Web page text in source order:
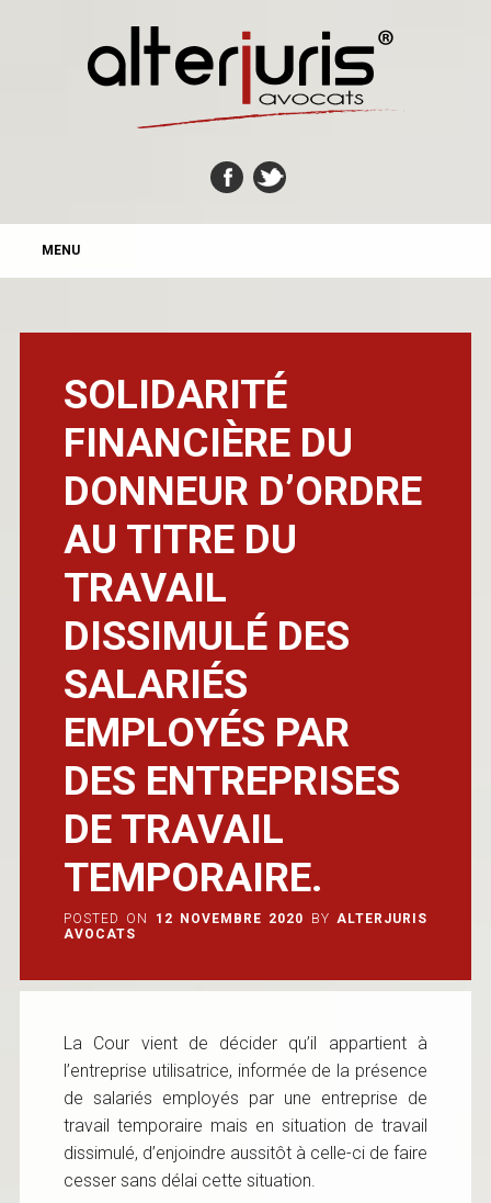
MAIN MENU
MENU
SOLIDARITÉ
FINANCIÈRE DU
DONNEUR D’ORDRE
AU TITRE DU
TRAVAIL
DISSIMULÉ DES
SALARIÉS
EMPLOYÉS PAR
DES ENTREPRISES
DE TRAVAIL
TEMPORAIRE.
POSTED ON 12 NOVEMBRE 2020 BY ALTERJURIS
AVOCATS
La Cour vient de décider qu’il appartient à
l’entreprise utilisatrice, informée de la présence
de salariés employés par une entreprise de
travail temporaire mais en situation de travail
dissimulé, d’enjoindre aussitôt à celle-ci de faire
cesser sans délai cette situation.